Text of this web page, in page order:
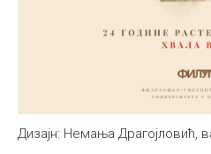
Дизајн: Немања Драгојловић,